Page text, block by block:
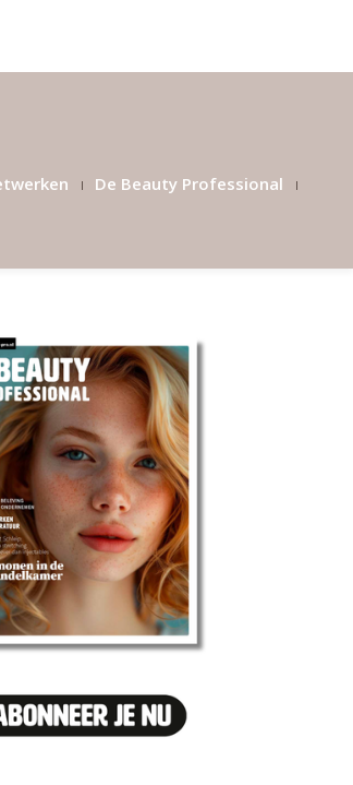
De Beauty Professional